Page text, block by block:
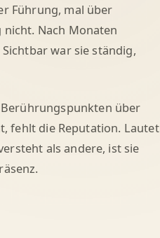
Führung, mal über
Nach Monaten
war sie ständig,
über
fehlt die Reputation. Lautet
als andere, ist sie